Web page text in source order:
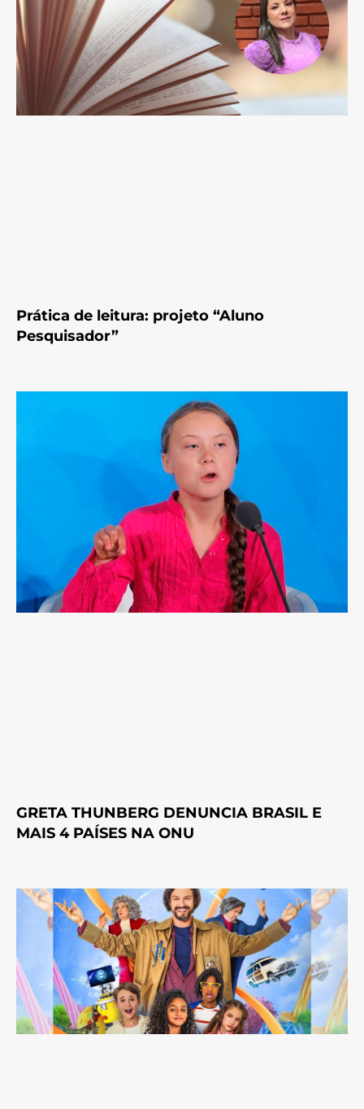
Prática de leitura: projeto “Aluno
Pesquisador”
GRETA THUNBERG DENUNCIA BRASIL E
MAIS 4 PAÍSES NA ONU